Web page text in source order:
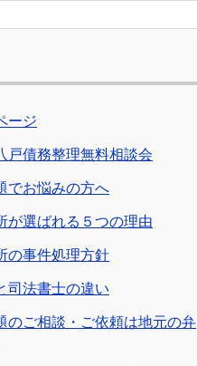
ージ
戸債務整理無料相談会
でお悩みの方へ
が選ばれる５つの理由
の事件処理方針
司法書士の違い
のご相談・ご依頼は地元の弁